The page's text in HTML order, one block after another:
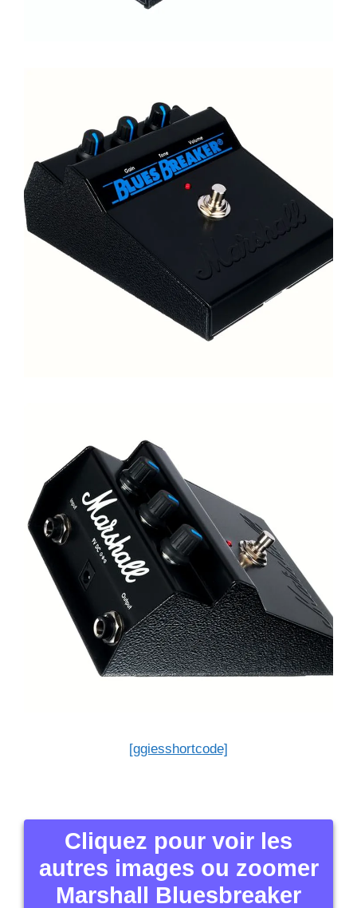
[ggiesshortcode]
Cliquez pour voir les
autres images ou zoomer
Marshall Bluesbreaker